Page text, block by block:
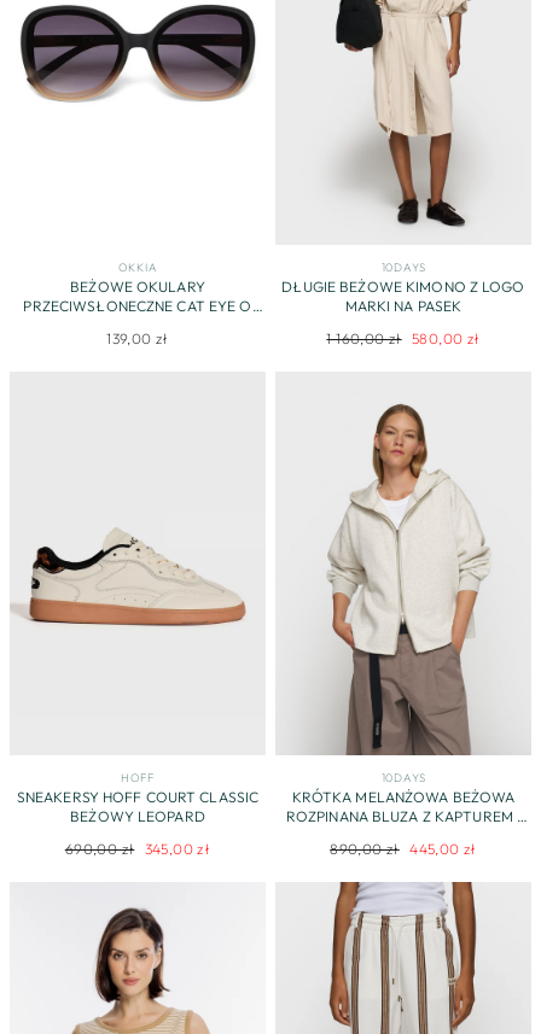
OKKIA
BEŻOWE OKULARY
PRZECIWSŁONECZNE CAT EYE O
139,00 zł
10DAYS
DŁUGIE BEŻOWE KIMONO Z LOGO
MARKI NA PASEK
Regularna
1 160,00 zł
Cena
580,00 zł
HOFF
SNEAKERSY HOFF COURT CLASSIC
BEŻOWY LEOPARD
Regularna
690,00 zł
Cena
345,00 zł
10DAYS
KRÓTKA MELANŻOWA BEŻOWA
ROZPINANA BLUZA Z KAPTUREM I
Regularna
890,00 zł Cena
445,00 zł